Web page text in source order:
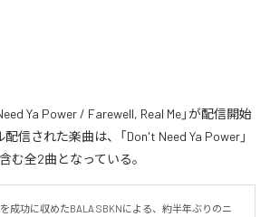
Ya Power / Farewell, Real Me」が配信開始
信された楽曲は、「Don't Need Ya Power」
含む全2曲となっている。
成功に収めたBALA SBKNによる、約半年ぶりのニ